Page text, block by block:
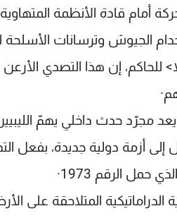
أمام قادة الأنظمة
الجيوش وترسانات
للحاكم، إن هذا التصدي
يعد مجرّد حدث داخلي يهمّ
إلى أزمة دولية جديدة، بفعل
حمل الرقم 1973·
الدراماتيكية المتلاحقة على